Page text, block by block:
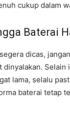
cukup dalam
Baterai
dicas,
Selain
lama, selalu
baterai tetap